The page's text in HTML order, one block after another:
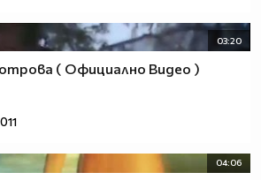
03:20
( Официално Видео )
04:06